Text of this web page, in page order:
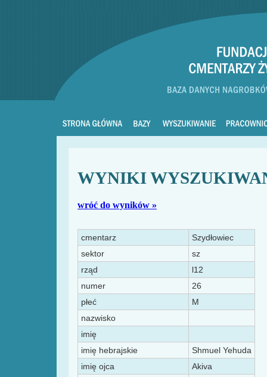
WYNIKI
wróć do wyników »
cmentarz
Szydłowiec
sektor
sz
rząd
l12
numer
26
płeć
M
nazwisko
imię
imię hebrajskie
Shmuel Yehuda
imię ojca
Akiva